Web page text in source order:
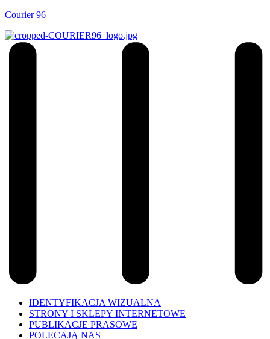
Courier 96
IDENTYFIKACJA WIZUALNA
STRONY I SKLEPY INTERNETOWE
PUBLIKACJE PRASOWE
POLECAJĄ NAS